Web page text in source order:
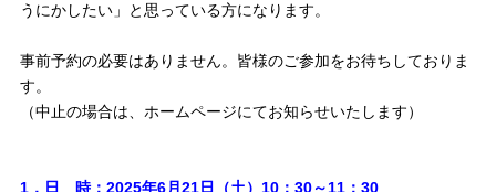
うにかしたい」と思っている方になります。
事前予約の必要はありません。皆様のご参加をお待ちしておりま
す。
（中止の場合は、ホームページにてお知らせいたします）
1．日 時：2025年6月21日（土）10：30～11：30